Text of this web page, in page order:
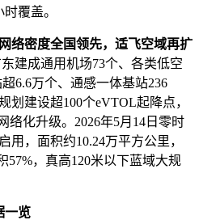
覆盖。
密度全国领先，适飞空域再扩
建成通用机场73个、各类低空
6.6万个、通感一体基站236
划建设超100个eVTOL起降点，
络化升级。2026年5月14日零时
用，面积约10.24万平方公里，
57%，真高120米以下蓝域大规
一览